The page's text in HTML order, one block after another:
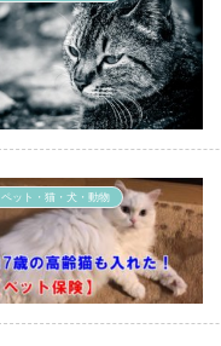
ペット・猫・犬・動物